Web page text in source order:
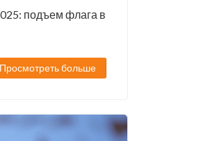
подъем флага в
Просмотреть больше